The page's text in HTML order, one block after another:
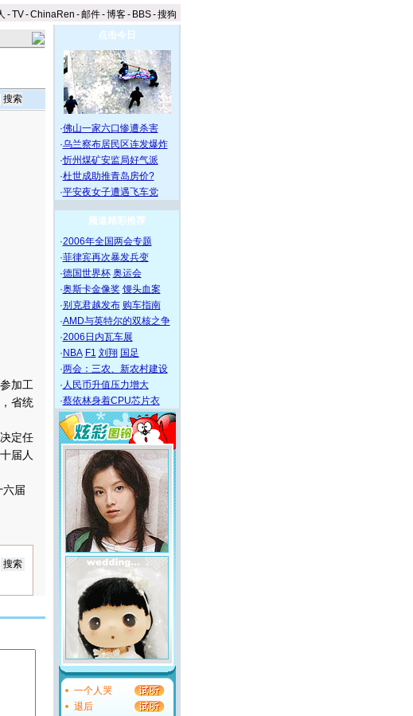
-TV-ChinaRen -邮件-博客- BBS-搜狗
加工
省统
定任
届人
届
点击今日
·佛山一家六口惨遭杀害
·乌兰察布居民区连发爆炸
·忻州煤矿安监局好气派
·杜世成助推青岛房价?
·平安夜女子遭遇飞车党
频道精彩推荐
·2006年全国两会专题
·菲律宾再次暴发兵变
·德国世界杯 奥运会
·奥斯卡金像奖 馒头血案
·别克君越发布 购车指南
·AMD与英特尔的双核之争
·2006日内瓦车展
· NBA F1 刘翔 国足
·两会：三农、新农村建设
· 人民币升值压力增大
·蔡依林身着CPU芯片衣
一个人哭
退后